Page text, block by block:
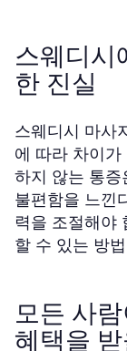
스웨디시
한 진실
스웨디시 마사
에 따라 차이
하지 않는 통증
불편함을 느낀
력을 조절해야
할 수 있는 방
모든 사
혜택을